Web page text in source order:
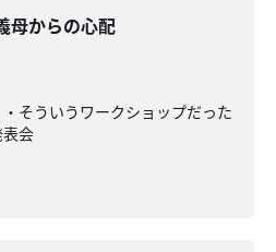
母からの心配
そういうワークショップだった
会